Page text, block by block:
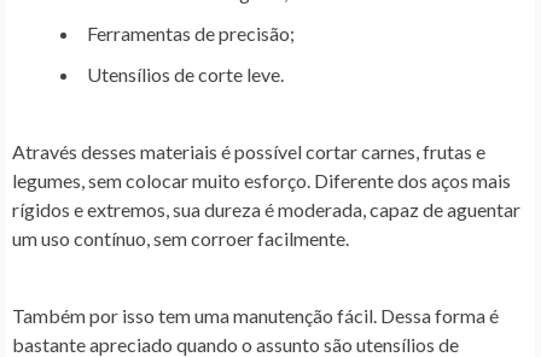
Ferramentas de precisão;
Utensílios de corte leve.
Através desses materiais é possível cortar carnes, frutas e
legumes, sem colocar muito esforço. Diferente dos aços mais
rígidos e extremos, sua dureza é moderada, capaz de aguentar
um uso contínuo, sem corroer facilmente.
Também por isso tem uma manutenção fácil. Dessa forma é
bastante apreciado quando o assunto são utensílios de